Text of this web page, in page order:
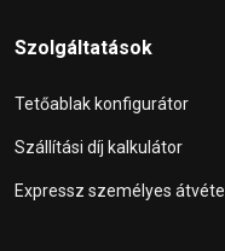
Szolgáltatások
Tetőablak konfigurátor
Szállítási díj kalkulátor
Expressz személyes átvétel